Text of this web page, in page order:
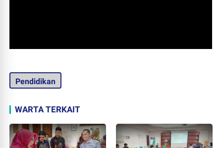
Pendidikan
WARTA TERKAIT